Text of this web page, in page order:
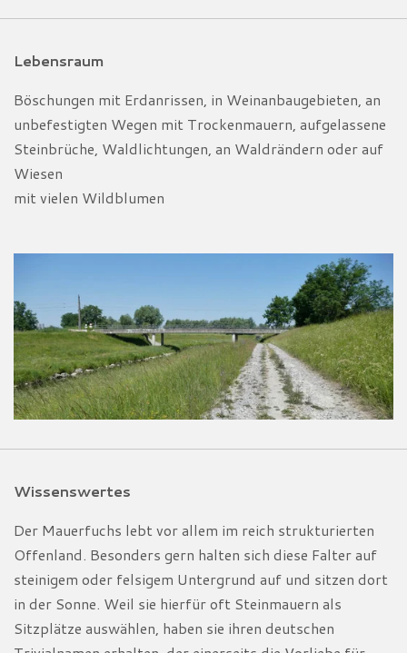
Lebensraum
Böschungen mit Erdanrissen, in Weinanbaugebieten, an
unbefestigten Wegen mit Trockenmauern, aufgelassene
Steinbrüche, Waldlichtungen, an Waldrändern oder auf
Wiesen
mit vielen Wildblumen
Wissenswertes
Der Mauerfuchs lebt vor allem im reich strukturierten
Offenland. Besonders gern halten sich diese Falter auf
steinigem oder felsigem Untergrund auf und sitzen dort
in der Sonne. Weil sie hierfür oft Steinmauern als
Sitzplätze auswählen, haben sie ihren deutschen